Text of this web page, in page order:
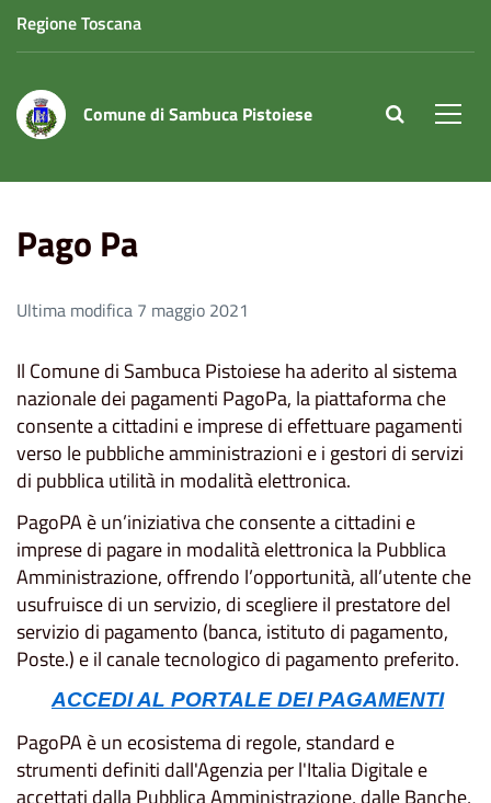
Regione Toscana
Comune di Sambuca Pistoiese site.searc
Pago Pa
Ultima modifica 7 maggio 2021
Il Comune di Sambuca Pistoiese ha aderito al sistema
nazionale dei pagamenti PagoPa, la piattaforma che
consente a cittadini e imprese di effettuare pagamenti
verso le pubbliche amministrazioni e i gestori di servizi
di pubblica utilità in modalità elettronica.
PagoPA è un’iniziativa che consente a cittadini e
imprese di pagare in modalità elettronica la Pubblica
Amministrazione, offrendo l’opportunità, all’utente che
usufruisce di un servizio, di scegliere il prestatore del
servizio di pagamento (banca, istituto di pagamento,
Poste.) e il canale tecnologico di pagamento preferito.
ACCEDI AL PORTALE DEI PAGAMENTI
PagoPA è un ecosistema di regole, standard e
strumenti definiti dall'Agenzia per l'Italia Digitale e
accettati dalla Pubblica Amministrazione, dalle Banche,